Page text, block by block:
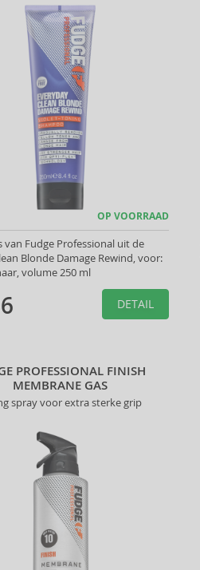
OP VOORRAAD
van Fudge Professional uit de
Blonde Damage Rewind, voor:
volume 250 ml
DETAIL
PROFESSIONAL FINISH
MEMBRANE GAS
spray voor extra sterke grip